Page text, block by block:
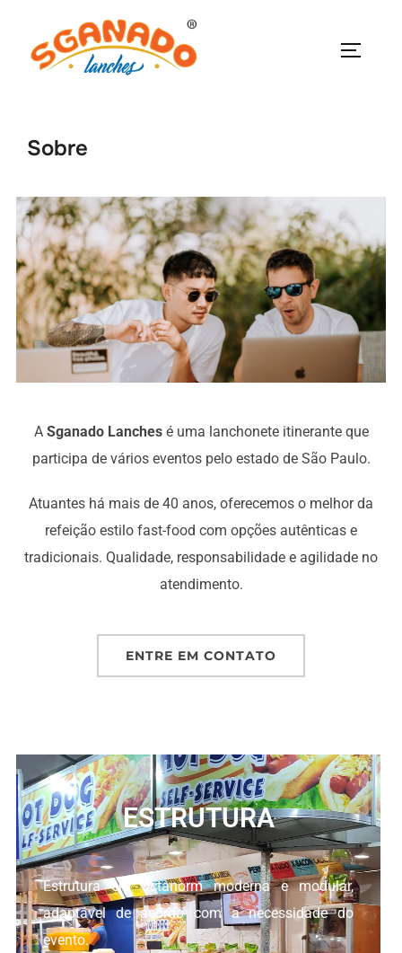
Sobre
A Sganado Lanchesé uma lanchonete itinerante que
participa de vários eventos pelo estado de São Paulo.
Atuantes há mais de 40 anos, oferecemos o melhor da
refeição estilo fast-food com opções autênticas e
tradicionais. Qualidade, responsabilidade e agilidade no
atendimento.
ENTRE EM CONTATO
ESTRUTURA
Estrutura em octanorm moderna e modular,
adaptável de acordo com a necessidade do
evento.